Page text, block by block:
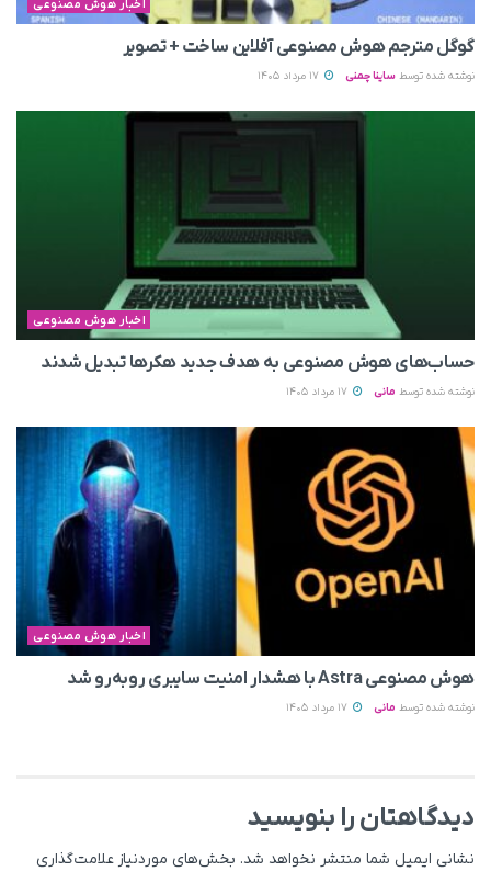
اخبار هوش مصنوعی
گوگل مترجم هوش مصنوعی آفلاین ساخت + تصویر
نوشته شده توسط ساینا چمنی
اخبار هوش مصنوعی
حساب‌های هوش مصنوعی به هدف جدید هکرها تبدیل شدند
نوشته شده توسط مانی
اخبار هوش مصنوعی
هوش مصنوعی Astra با هشدار امنیت سایبری روبه‌رو شد
نوشته شده توسط مانی
دیدگاهتان را بنویسید
نشانی ایمیل شما منتشر نخواهد شد. بخش‌های موردنیاز علامت‌گذاری